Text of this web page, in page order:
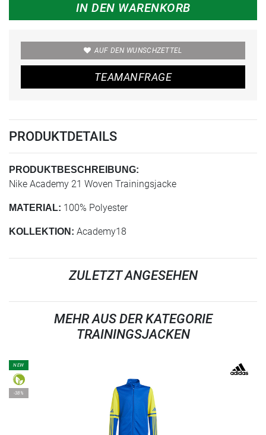
IN DEN WARENKORB
AUF DEN WUNSCHZETTEL
TEAMANFRAGE
PRODUKTDETAILS
PRODUKTBESCHREIBUNG:
Nike Academy 21 Woven Trainingsjacke
MATERIAL: 100% Polyester
KOLLEKTION: Academy18
ZULETZT ANGESEHEN
MEHR AUS DER KATEGORIE
TRAININGSJACKEN
NEW
-38%